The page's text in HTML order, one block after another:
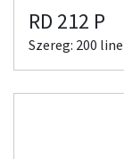
RD 212 P
Szereg: 200 line